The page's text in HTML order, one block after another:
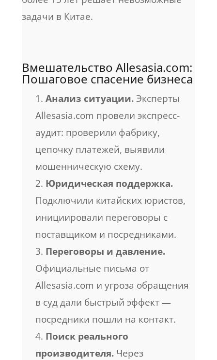
задачи в Китае.
Вмешательство Allesasia.com:
Пошаговое спасение бизнеса
Анализ ситуации.Эксперты
Allesasia.com провели экспресс-
аудит: проверили фабрику,
цепочку платежей, выявили
мошенническую схему.
Юридическая поддержка.
Подключили китайских юристов,
инициировали переговоры с
поставщиком и посредниками.
Переговоры и давление.
Официальные письма от
Allesasia.com и угроза обращения
в суд дали быстрый эффект —
посредники пошли на контакт.
Поиск реального
производителя.Через